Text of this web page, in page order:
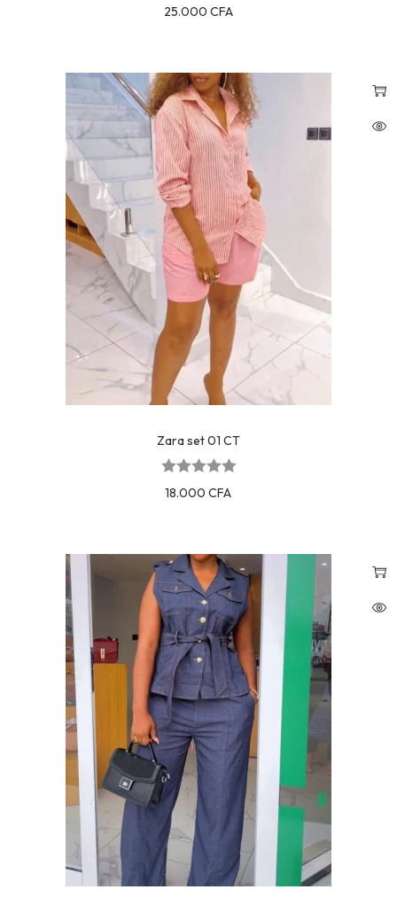
25.000 CFA
Zara set 01 CT
18.000CFA